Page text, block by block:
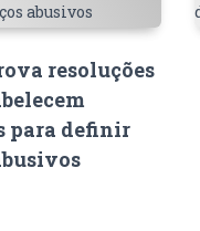
resoluções
para definir